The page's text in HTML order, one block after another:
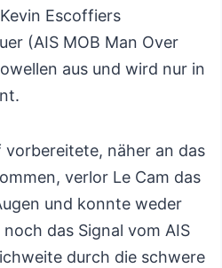
Escoffiers
(AIS MOB Man Over
aus und wird nur in
vorbereitete, näher an das
verlor Le Cam das
und konnte weder
das Signal vom AIS
durch die schwere